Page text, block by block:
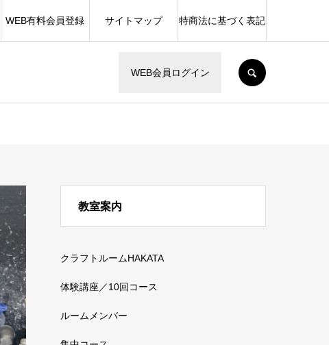
WEB会員ログイン
WEB有料会員登録 サイトマップ 特商法に基づく表記
教室案内
クラフトルームHAKATA
体験講座／10回コース
ルームメンバー